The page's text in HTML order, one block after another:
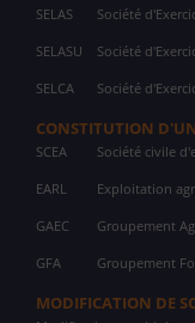
SELAS Société
SELASU Société
SELCA Société
CONSTITUTION
SCEA Société civile
EARL Exploitation
GAEC Groupement
GFA Groupement
MODIFICATION DE